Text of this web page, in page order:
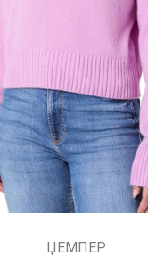
ЏЕМПЕР